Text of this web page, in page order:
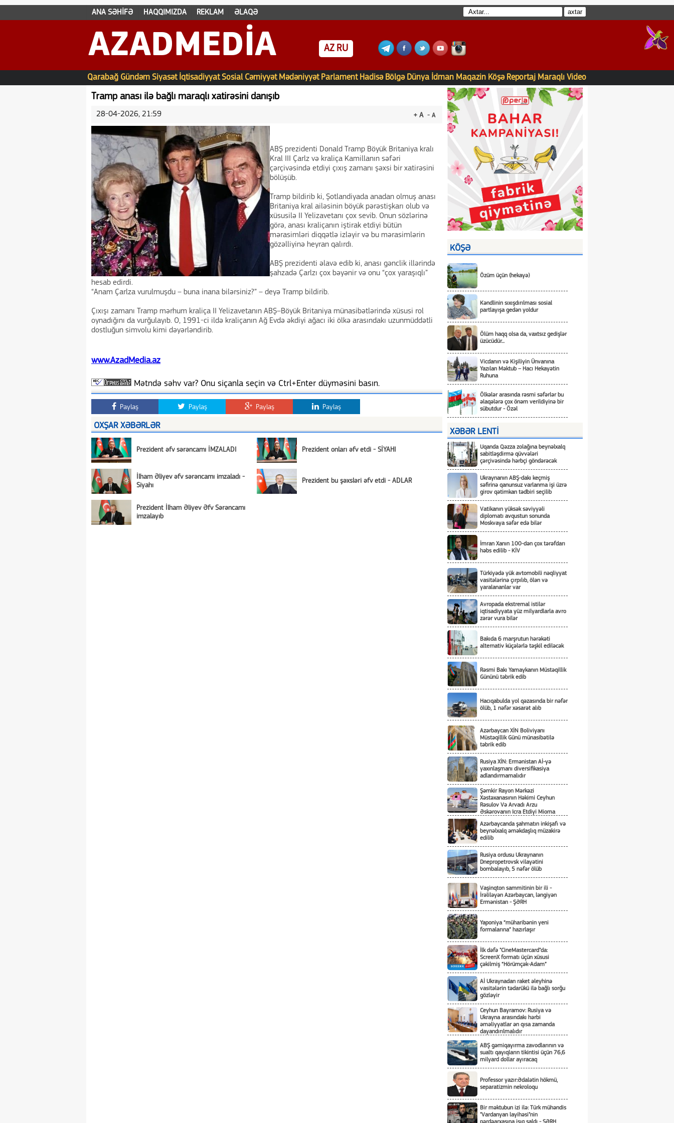
ANA SƏHİFƏ HAQQIMIZDA REKLAM ƏLAQƏ
AZADMEDIA AZ RU
Qarabağ Gündəm Siyasət İqtisadiyyat Sosial Cəmiyyət Mədəniyyət Parlament Hadisə Bölgə Dünya İdman Maqazin Köşə Reportaj Maraqlı Video
Tramp anası ilə bağlı maraqlı xatirəsini danışıb
+ A - A
28-04-2026, 21:59
ABŞ prezidenti Donald Tramp Böyük Britaniya kralı
Kral III Çarlz və kraliça Kamillanın səfəri
çərçivəsində etdiyi çıxış zamanı şəxsi bir xatirəsini
bölüşüb.
Tramp bildirib ki, Şotlandiyada anadan olmuş anası
Britaniya kral ailəsinin böyük pərəstişkarı olub və
xüsusilə II Yelizavetanı çox sevib. Onun sözlərinə
görə, anası kraliçanın iştirak etdiyi bütün
mərasimləri diqqətlə izləyir və bu mərasimlərin
gözəlliyinə heyran qalırdı.
ABŞ prezidenti əlavə edib ki, anası gənclik illərində
şahzadə Çarlzı çox bəyənir və onu “çox yaraşıqlı”
hesab edirdi.
“Anam Çarlza vurulmuşdu – buna inana bilərsiniz?” – deyə Tramp bildirib.
Çıxışı zamanı Tramp mərhum kraliça II Yelizavetanın ABŞ–Böyük Britaniya münasibətlərində xüsusi rol
oynadığını da vurğulayıb. O, 1991-ci ildə kraliçanın Ağ Evdə əkdiyi ağacı iki ölkə arasındakı uzunmüddətli
dostluğun simvolu kimi dəyərləndirib.
www.AzadMedia.az
Mətndə səhv var? Onu siçanla seçin və Ctrl+Enter düyməsini basın.
Paylaş Paylaş Paylaş Paylaş
OXŞAR XƏBƏRLƏR
Prezident əfv sərəncamı İMZALADI Prezident onları əfv etdi - SİYAHI
İlham Əliyev əfv sərəncamı imzaladı -
Siyahı
Prezident bu şəxsləri əfv etdi - ADLAR
Prezident İlham Əliyev Əfv Sərəncamı
imzalayıb
KÖŞƏ
Özüm üçün (hekayə)
Kəndlinin sıxışdırılması sosial
partlayışa gedən yoldur
Ölüm haqq olsa da, vaxtsız gedişlər
üzücüdür...
Vicdanın və Kişiliyin Ünvanına
Yazılan Məktub – Hacı Hekayətin
Ruhuna
Ölkələr arasında rəsmi səfərlər bu
əlaqələrə çox önəm verildiyinə bir
sübutdur - Özəl
XƏBƏR LENTİ
Uqanda Qəzza zolağına beynəlxalq
sabitləşdirmə qüvvələri
çərçivəsində hərbçi göndərəcək
Ukraynanın ABŞ-dakı keçmiş
səfirinə qanunsuz varlanma işi üzrə
girov qətimkan tədbiri seçilib
Vatikanın yüksək səviyyəli
diplomatı avqustun sonunda
Moskvaya səfər edə bilər
İmran Xanın 100-dən çox tərəfdarı
həbs edilib - KİV
Türkiyədə yük avtomobili nəqliyyat
vasitələrinə çırpılıb, ölən və
yaralananlar var
Avropada ekstremal istilər
iqtisadiyyata yüz milyardlarla avro
zərər vura bilər
Bakıda 6 marşrutun hərəkəti
alternativ küçələrlə təşkil ediləcək
Rəsmi Bakı Yamaykanın Müstəqillik
Gününü təbrik edib
Hacıqabulda yol qəzasında bir nəfər
ölüb, 1 nəfər xəsarət alıb
Azərbaycan XİN Boliviyanı
Müstəqillik Günü münasibətilə
təbrik edib
Rusiya XİN: Ermənistan Aİ-yə
yaxınlaşmanı diversifikasiya
adlandırmamalıdır
Şəmkir Rayon Mərkəzi
Xəstəxanasının Həkimi Ceyhun
Rəsulov Və Arvadı Arzu
Əskərovanın Icra Etdiyi Mioma
Ölümü Ilə Bağlı Şəmkir Rayon
Prokrurluğunda Araşdırma Aparılır
Azərbaycanda şahmatın inkişafı və
beynəlxalq əməkdaşlıq müzakirə
edilib
Rusiya ordusu Ukraynanın
Dnepropetrovsk vilayətini
bombalayıb, 5 nəfər ölüb
Vaşinqton sammitinin bir ili -
İrəliləyən Azərbaycan, ləngiyən
Ermənistan - ŞƏRH
Yaponiya “müharibənin yeni
formalarına” hazırlaşır
İlk dəfə "CineMastercard"da:
ScreenX formatı üçün xüsusi
çəkilmiş “Hörümçək-Adam”
Aİ Ukraynadan raket əleyhinə
vasitələrin tədarükü ilə bağlı sorğu
gözləyir
Ceyhun Bayramov: Rusiya və
Ukrayna arasındakı hərbi
əməliyyatlar ən qısa zamanda
dayandırılmalıdır
ABŞ gəmiqayırma zavodlarının və
sualtı qayıqların tikintisi üçün 76,6
milyard dollar ayıracaq
Professor yazır:Ədalətin hökmü,
separatizmin nekroloqu
Bir məktubun izi ilə: Türk mühəndis
"Vardanyan layihəsi"nin